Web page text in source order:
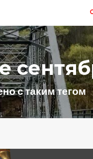
с таким тегом